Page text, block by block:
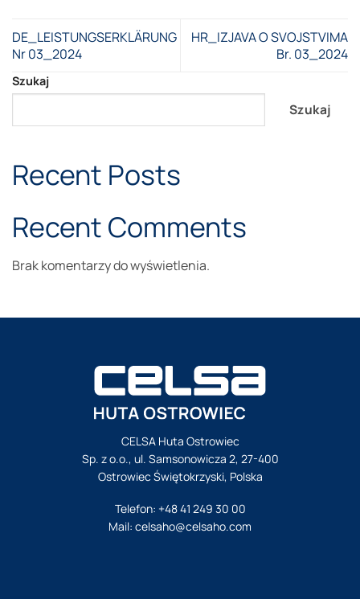
DE_LEISTUNGSERKLÄRUNG
Nr 03_2024
HR_IZJAVA O SVOJSTVIMA
Br. 03_2024
Szukaj
Szukaj
Recent Posts
Recent Comments
Brak komentarzy do wyświetlenia.
CELSA Huta Ostrowiec
Sp. z o.o., ul. Samsonowicza 2, 27-400
Ostrowiec Świętokrzyski, Polska
Telefon: +48 41 249 30 00
Mail: celsaho@celsaho.com